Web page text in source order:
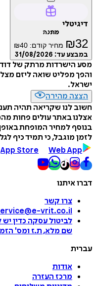
דיגיטלי
מתנה
₪32 מחיר קודם: ₪40
במבצע עד: 31/08/2026
מסע הישרדות מרתק של דוד
והפך מפליט שואה ליזם
ישראל.
הצצה מהירה
חשוב לנו שקריאה תהיה
אצלנו באתר עולים פחות
בנוסף למחיר המופחת
לזמן מוגבל, כי תמיד כיף
App Store Web App
דברו איתנו
צרו קשר
vrit.co.il
לביטול עסקה כדין
שם מלא, ת.ז ומס'
עברית
אודות
מרכז העזרה